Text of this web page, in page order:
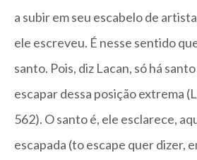
a subir em seu escabelo de
ele escreveu. É nesse sentido
santo. Pois, diz Lacan, só há
escapar dessa posição extrema
562). O santo é, ele esclarece,
escapada (to escape quer dizer,